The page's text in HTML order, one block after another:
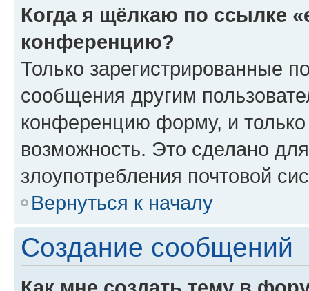
Когда я щёлкаю по ссылке
конференцию?
Только зарегистрированные
сообщения другим
конференцию форму, и
возможность. Это сделано
злоупотребления почтовой
Вернуться к началу
Создание сообщений